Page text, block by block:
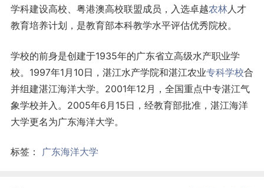
学科建设高校、粤港澳高校联盟成员，入选卓越农林人才
教育培养计划，是教育部本科教学水平评估优秀院校。
学校的前身是创建于1935年的广东省立高级水产职业学
校。1997年1月10日，湛江水产学院和湛江农业专科学校合
并组建湛江海洋大学。2001年12月，全国重点中专湛江气
象学校并入。2005年6月15日，经教育部批准，湛江海洋
大学更名为广东海洋大学。
标签： 广东海洋大学